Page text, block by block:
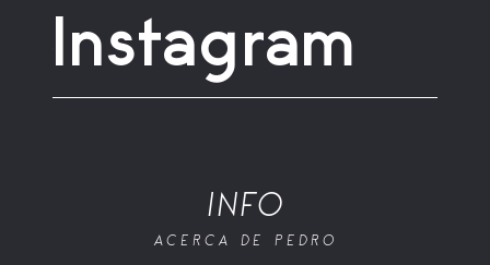
Instagram
INFO
ACERCA DE PEDRO